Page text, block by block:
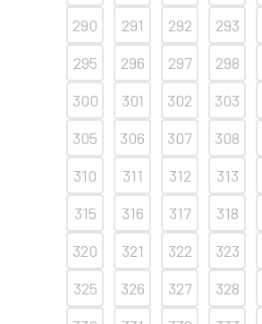
290
291 292 293
295
296 297 298
300
301 302 303
305
306 307 308
310
311 312 313
315
316 317 318
320
321 322 323
325
326 327 328